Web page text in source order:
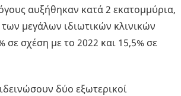
αυξήθηκαν κατά 2 εκατομμύρια,
μεγάλων ιδιωτικών κλινικών
σχέση με το 2022 και 15,5% σε
δύο εξωτερικοί